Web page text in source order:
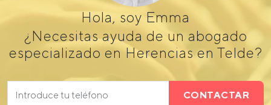
Hola, soy Emma
¿Necesitas ayuda de un abogado
especializado en Herencias en Telde?
CONTACTAR